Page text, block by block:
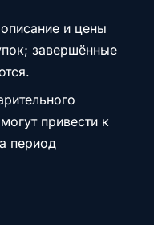
и цены
завершённые
привести к
период